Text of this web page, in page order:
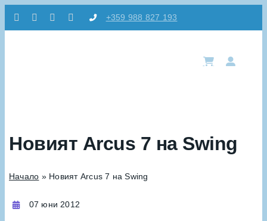
Skip
to
+359 988 827 193
Новият Arcus 7 на Swing
Начало » Новият Arcus 7 на Swing
07 юни 2012